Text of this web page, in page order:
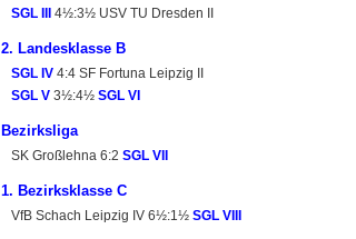
SGL III 4½:3½ USV TU Dresden II
2. Landesklasse B
SGL IV 4:4 SF Fortuna Leipzig II
SGL V 3½:4½ SGL VI
Bezirksliga
SK Großlehna 6:2 SGL VII
1. Bezirksklasse C
VfB Schach Leipzig IV 6½:1½ SGL VIII